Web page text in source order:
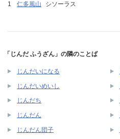
仁多風山 シソーラス
「じんだ ふうざん」の隣のことば
じんだいになる
じんだいめいし
じんだち
じんだん
じんだん団子